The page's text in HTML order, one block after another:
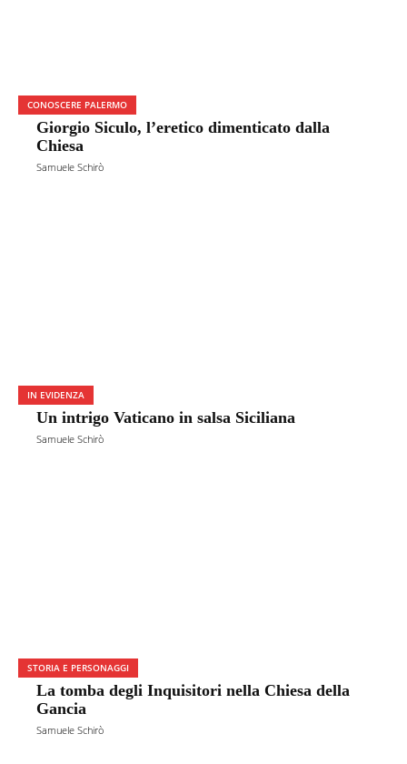
CONOSCERE PALERMO
Giorgio Siculo, l’eretico dimenticato dalla
Chiesa
Samuele Schirò
IN EVIDENZA
Un intrigo Vaticano in salsa Siciliana
Samuele Schirò
STORIA E PERSONAGGI
La tomba degli Inquisitori nella Chiesa della
Gancia
Samuele Schirò